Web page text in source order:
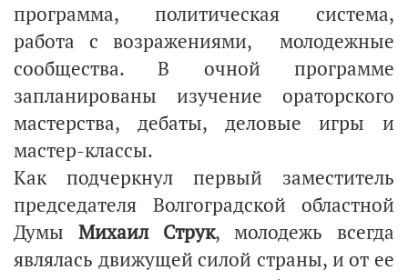
программа, политическая система,
работа с возражениями, молодежные
сообщества. В очной программе
запланированы изучение ораторского
мастерства, дебаты, деловые игры и
мастер-классы.
Как подчеркнул первый заместитель
председателя Волгоградской областной
Думы Михаил Струк, молодежь всегда
являлась движущей силой страны, и от ее